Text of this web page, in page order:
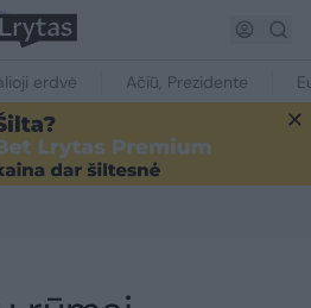
erdvė Ačiū, Prezidente